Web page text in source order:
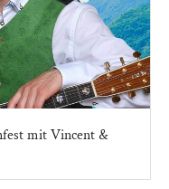
mit Vincent &